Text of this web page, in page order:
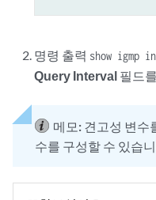
명령 출력 show igmp
Query Interval 필드
메모: 견고성 변수
수를 구성할 수 있습